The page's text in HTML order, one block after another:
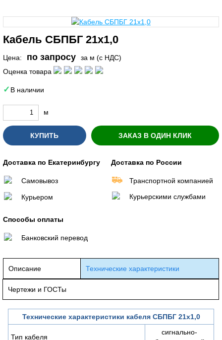
Кабель СБПБГ 21х1,0
Цена: по запросу
за м (с НДС)
Оценка товара
В наличии
м
КУПИТЬ ЗАКАЗ В ОДИН КЛИК
Доставка по Екатеринбургу
Самовывоз
Курьером
Доставка по России
Транспортной компанией
Курьерскими службами
Способы оплаты
Банковский перевод
Описание Технические характеристики
Чертежи и ГОСТы
Технические характеристики кабеля СБПБГ 21х1,0
Тип кабеля
сигнально-